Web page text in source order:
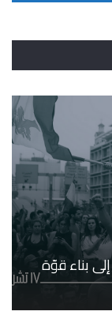
إلى بناء قوّة